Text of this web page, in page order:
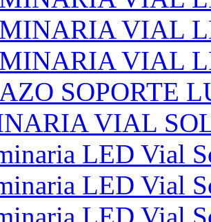
VIAL
VIAL
SOPORTE
VIAL
LED Vial
LED Vial
LED Vial